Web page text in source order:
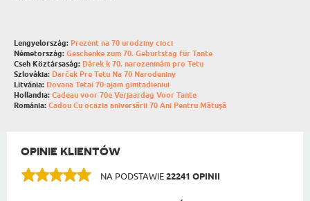
Lengyelország: Prezent na 70 urodziny cioci
Németország: Geschenke zum 70. Geburtstag für Tante
Cseh Köztársaság: Dárek k 70. narozeninám pro Tetu
Szlovákia: Darček Pre Tetu Na 70 Narodeniny
Litvánia: Dovana Tetai 70-ajam gimtadieniui
Hollandia: Cadeau voor 70e Verjaardag Voor Tante
Románia: Cadou Cu ocazia aniversării 70 Ani Pentru Mătușă
OPINIE KLIENTÓW
NA PODSTAWIE22241 OPINII